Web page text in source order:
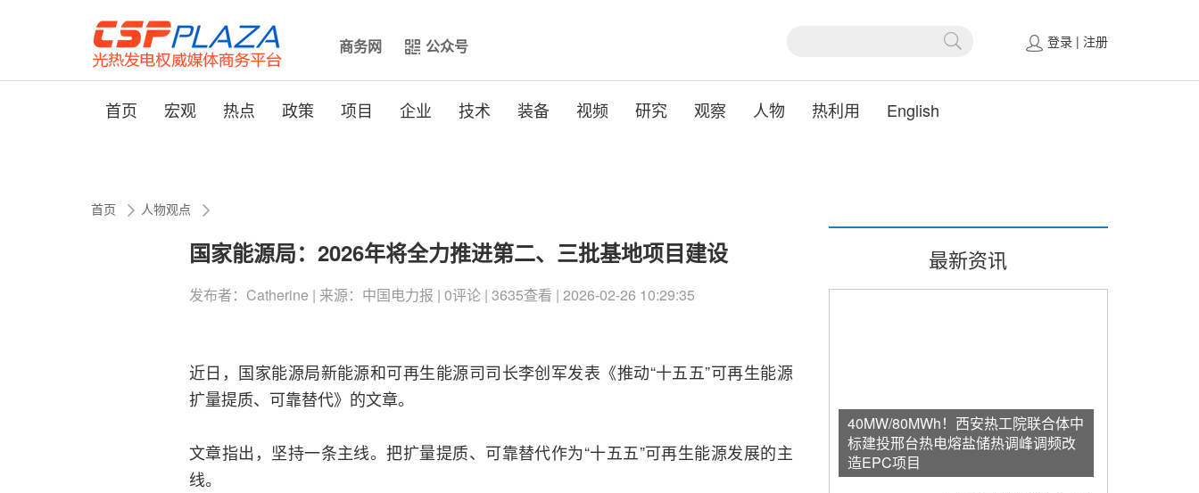
商务网 公众号 登录 | 注册
首页 宏观 热点 政策 项目 企业 技术 装备 视频 研究 观察 人物 热利用 English
首页 人物观点
国家能源局：2026年将全力推进第二、三批基地项目建设
发布者：Catherine | 来源：中国电力报 | 0评论 | 3635查看 | 2026-02-26 10:29:35
近日，国家能源局新能源和可再生能源司司长李创军发表《推动“十五五”可再生能源
扩量提质、可靠替代》的文章。
文章指出，坚持一条主线。把扩量提质、可靠替代作为“十五五”可再生能源发展的主
线。
最新资讯
40MW/80MWh！西安热工院联合体中
标建投邢台热电熔盐储热调峰调频改
造EPC项目